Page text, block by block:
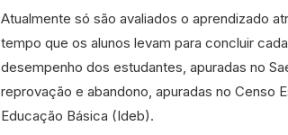
Atualmente só são avaliados o aprendizado
tempo que os alunos levam para concluir
desempenho dos estudantes, apuradas no
reprovação e abandono, apuradas no Censo
Educação Básica (Ideb).